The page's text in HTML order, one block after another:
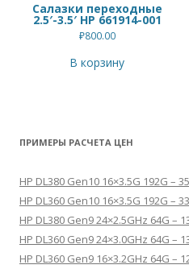
Салазки переходные
2.5′-3.5′ HP 661914-001
₽800.00
В корзину
ПРИМЕРЫ РАСЧЕТА ЦЕН
HP DL380 Gen10 16×3.5G 192G –
HP DL360 Gen10 16×3.5G 192G –
HP DL380 Gen9 24×2.5GHz 64G –
HP DL360 Gen9 24×3.0GHz 64G –
HP DL360 Gen9 16×3.2GHz 64G –